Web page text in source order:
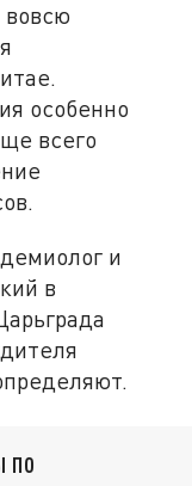
особенно
всего
и
в
по